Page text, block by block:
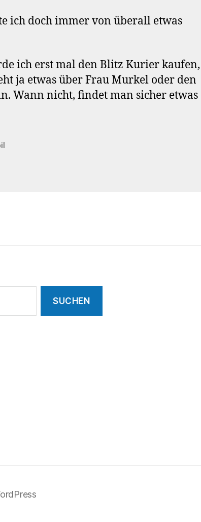
ich doch immer von überall etwas
ich erst mal den Blitz Kurier kaufen,
ja etwas über Frau Murkel oder den
Wann nicht, findet man sicher etwas